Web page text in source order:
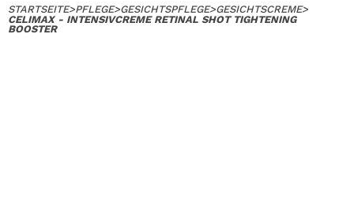
STARTSEITE>PFLEGE>GESICHTSPFLEGE>GESICHTSCREME>
CELIMAX - INTENSIVCREME RETINAL SHOT TIGHTENING
BOOSTER